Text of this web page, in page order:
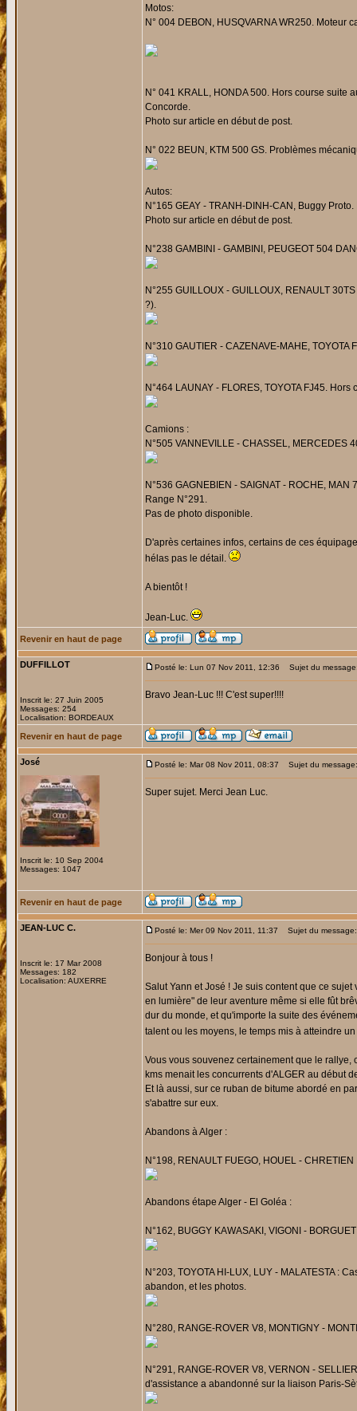
Motos:
N° 004 DEBON, HUSQVARNA WR250. Moteur
N° 041 KRALL, HONDA 500. Hors course suite
Concorde.
Photo sur article en début de post.
N° 022 BEUN, KTM 500 GS. Problèmes
Autos:
N°165 GEAY - TRANH-DINH-CAN, Buggy
Photo sur article en début de post.
N°238 GAMBINI - GAMBINI, PEUGEOT 504
N°255 GUILLOUX - GUILLOUX, RENAULT
?).
N°310 GAUTIER - CAZENAVE-MAHE,
N°464 LAUNAY - FLORES, TOYOTA FJ45.
Camions :
N°505 VANNEVILLE - CHASSEL,
N°536 GAGNEBIEN - SAIGNAT - ROCHE,
Range N°291.
Pas de photo disponible.
D'après certaines infos, certains de ces
hélas pas le détail.
A bientôt !
Jean-Luc.
Revenir en haut de page
DUFFILLOT
Inscrit le: 27 Juin 2005
Messages: 254
Localisation: BORDEAUX
Posté le: Lun 07 Nov 2011, 12:36 Sujet du
Bravo Jean-Luc !!! C'est super!!!!
Revenir en haut de page
José
Inscrit le: 10 Sep 2004
Messages: 1047
Posté le: Mar 08 Nov 2011, 08:37 Sujet du
Super sujet. Merci Jean Luc.
Revenir en haut de page
JEAN-LUC C.
Inscrit le: 17 Mar 2008
Messages: 182
Localisation: AUXERRE
Posté le: Mer 09 Nov 2011, 11:37 Sujet du
Bonjour à tous !
Salut Yann et José ! Je suis content que ce
en lumière" de leur aventure même si elle fût
dur du monde, et qu'importe la suite des
talent ou les moyens, le temps mis à atteindre
Vous vous souvenez certainement que le
kms menait les concurrents d'ALGER au début
Et là aussi, sur ce ruban de bitume abordé en
s'abattre sur eux.
Abandons à Alger :
N°198, RENAULT FUEGO, HOUEL -
Abandons étape Alger - El Goléa :
N°162, BUGGY KAWASAKI, VIGONI -
N°203, TOYOTA HI-LUX, LUY - MALATESTA :
abandon, et les photos.
N°280, RANGE-ROVER V8, MONTIGNY -
N°291, RANGE-ROVER V8, VERNON -
d'assistance a abandonné sur la liaison Paris-